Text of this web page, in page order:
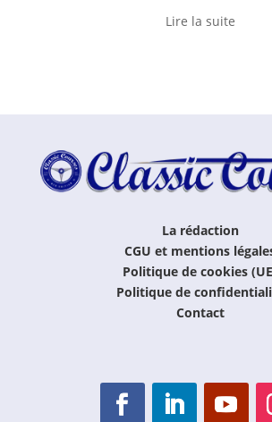
Lire la suite
La rédaction
CGU et mentions
Politique de cookies
Politique de
Contact